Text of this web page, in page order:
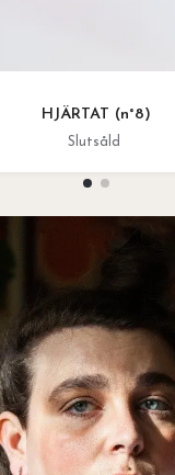
HJÄRTAT (n°8)
Slutsåld